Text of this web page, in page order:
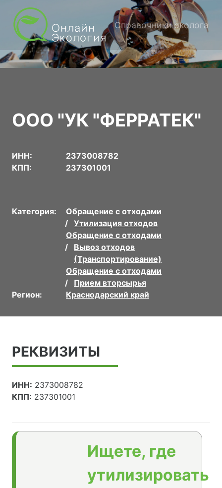
Справочники эколога
ООО "УК "ФЕРРАТЕК"
ИНН:
2373008782
КПП:
237301001
Категория:
Обращение с отходами
Утилизация отходов
Обращение с отходами
Вывоз отходов
(Транспортирование)
Обращение с отходами
Прием вторсырья
Регион:
Краснодарский край
РЕКВИЗИТЫ
ИНН: 2373008782
КПП: 237301001
Ищете, где
утилизировать